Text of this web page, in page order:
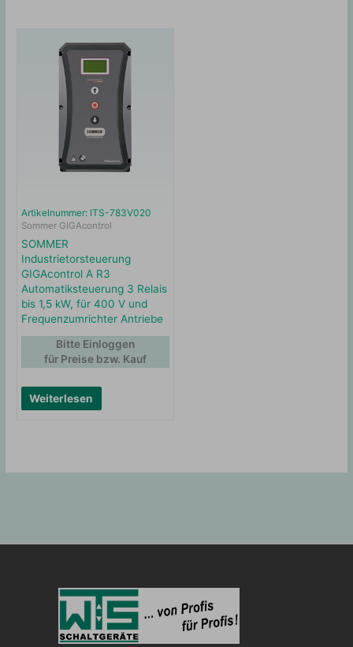
Artikelnummer: ITS-783V020
Sommer GIGAcontrol
SOMMER
Industrietorsteuerung
GIGAcontrol A R3
Automatiksteuerung 3 Relais
bis 1,5 kW, für 400 V und
Frequenzumrichter Antriebe
Weiterlesen
Bitte Einloggen
für Preise bzw. Kauf